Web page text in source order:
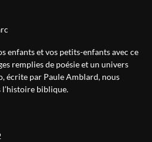
enfants et vos petits-enfants avec ce
remplies de poésie et un univers
écrite par Paule Amblard, nous
biblique.